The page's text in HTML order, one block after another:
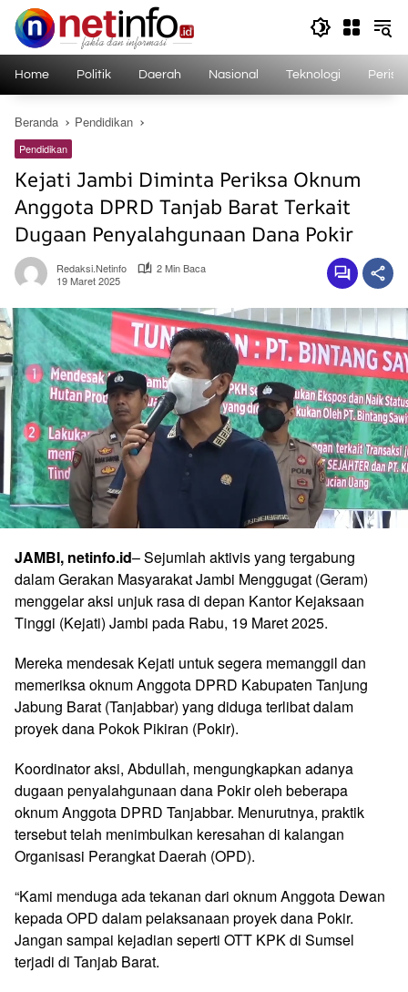
Langsung
konten
Home Politik Daerah Nasional Teknologi
Beranda Pendidikan
Pendidikan
Kejati Jambi Diminta Periksa Oknum
Anggota DPRD Tanjab Barat Terkait
Dugaan Penyalahgunaan Dana Pokir
Redaksi.netinfo
2 Min Baca
19 Maret 2025
JAMBI, netinfo.id– Sejumlah aktivis yang tergabung
dalam Gerakan Masyarakat Jambi Menggugat (Geram)
menggelar aksi unjuk rasa di depan Kantor Kejaksaan
Tinggi (Kejati) Jambi pada Rabu, 19 Maret 2025.
Mereka mendesak Kejati untuk segera memanggil dan
memeriksa oknum Anggota DPRD Kabupaten Tanjung
Jabung Barat (Tanjabbar) yang diduga terlibat dalam
proyek dana Pokok Pikiran (Pokir).
Koordinator aksi, Abdullah, mengungkapkan adanya
dugaan penyalahgunaan dana Pokir oleh beberapa
oknum Anggota DPRD Tanjabbar. Menurutnya, praktik
tersebut telah menimbulkan keresahan di kalangan
Organisasi Perangkat Daerah (OPD).
“Kami menduga ada tekanan dari oknum Anggota Dewan
kepada OPD dalam pelaksanaan proyek dana Pokir.
Jangan sampai kejadian seperti OTT KPK di Sumsel
terjadi di Tanjab Barat.